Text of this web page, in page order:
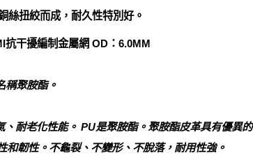
絲扭絞而成，耐久性特別好。
抗干擾編制金屬網 OD：6.0MM
稱聚胺酯。
耐老化性能。 PU是聚胺酯。聚胺酯皮革具有優異
和韌性。不龜裂、不變形、不脫落，耐用性強。